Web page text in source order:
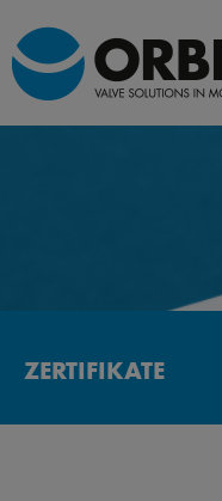
ZERTIFIKATE